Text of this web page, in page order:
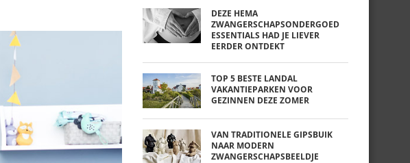
DEZE HEMA
ZWANGERSCHAPSONDERGOED
ESSENTIALS HAD JE LIEVER
EERDER ONTDEKT
TOP 5 BESTE LANDAL
VAKANTIEPARKEN VOOR
GEZINNEN DEZE ZOMER
VAN TRADITIONELE GIPSBUIK
NAAR MODERN
ZWANGERSCHAPSBEELDJE